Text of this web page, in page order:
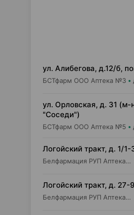
ул. Алибегова, д.12/б,
БСТфарм ООО Аптека №3
ул. Орловская, д. 31 (м-
"Соседи")
БСТфарм ООО Аптека №5
Логойский тракт, д. 1/
Белфармация РУП Аптека №61
Логойский тракт, д. 27-
Белфармация РУП Аптека №42 (дежурная)